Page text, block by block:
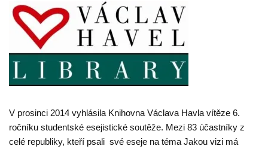
V prosinci 2014 vyhlásila Knihovna Václava Havla vítěze 6.
ročníku studentské esejistické soutěže. Mezi 83 účastníky z
celé republiky, kteří psali své eseje na téma Jakou vizi má